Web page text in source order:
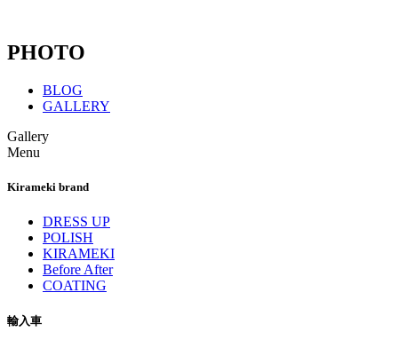
PHOTO
BLOG
GALLERY
Gallery
Menu
Kirameki brand
DRESS UP
POLISH
KIRAMEKI
Before After
COATING
輸入車